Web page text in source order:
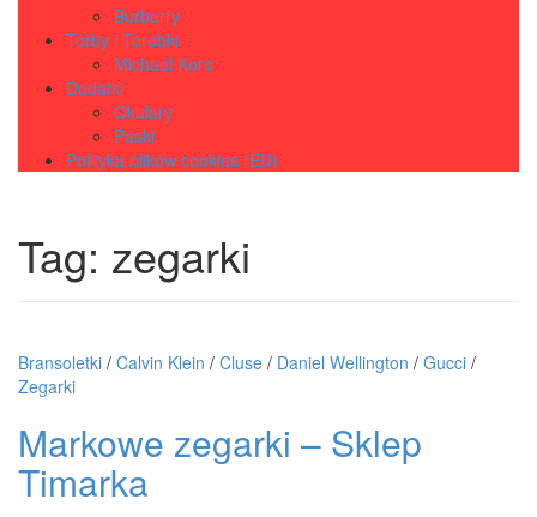
Burberry
Torby i Torebki
Michael Kors
Dodatki
Okulary
Paski
Polityka plików cookies (EU)
Tag: zegarki
Bransoletki / Calvin Klein / Cluse / Daniel Wellington / Gucci /
Zegarki
Markowe zegarki – Sklep
Timarka